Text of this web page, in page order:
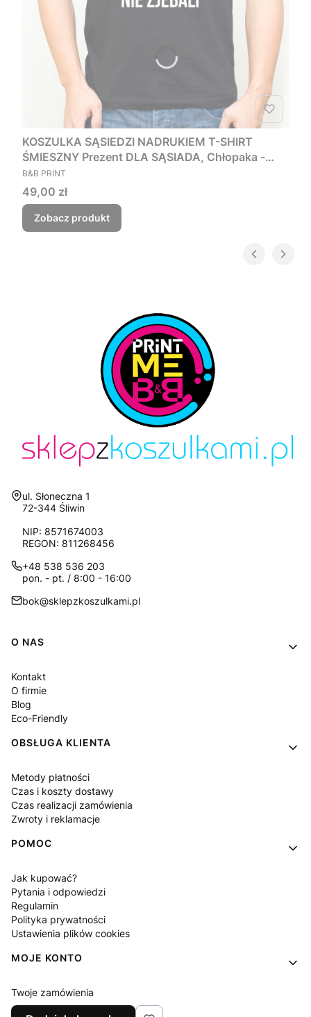
KOSZULKA SĄSIEDZI NADRUKIEM T-SHIRT
ŚMIESZNY Prezent DLA SĄSIADA, Chłopaka -
Czego myśmy nie zjebali
PRODUCENT
B&B PRINT
Cena
49,00 zł
Zobacz produkt
Adres:
ul. Słoneczna 1
72-344 Śliwin
NIP: 8571674003
REGON: 811268456
+48 538 536 203
pon. - pt. / 8:00 - 16:00
bok@sklepzkoszulkami.pl
Linki w stopce
O NAS
Kontakt
O firmie
Blog
Eco-Friendly
OBSŁUGA KLIENTA
Metody płatności
Czas i koszty dostawy
Czas realizacji zamówienia
Zwroty i reklamacje
POMOC
Jak kupować?
Pytania i odpowiedzi
Regulamin
Polityka prywatności
Ustawienia plików cookies
MOJE KONTO
Twoje zamówienia
Ustawienia konta